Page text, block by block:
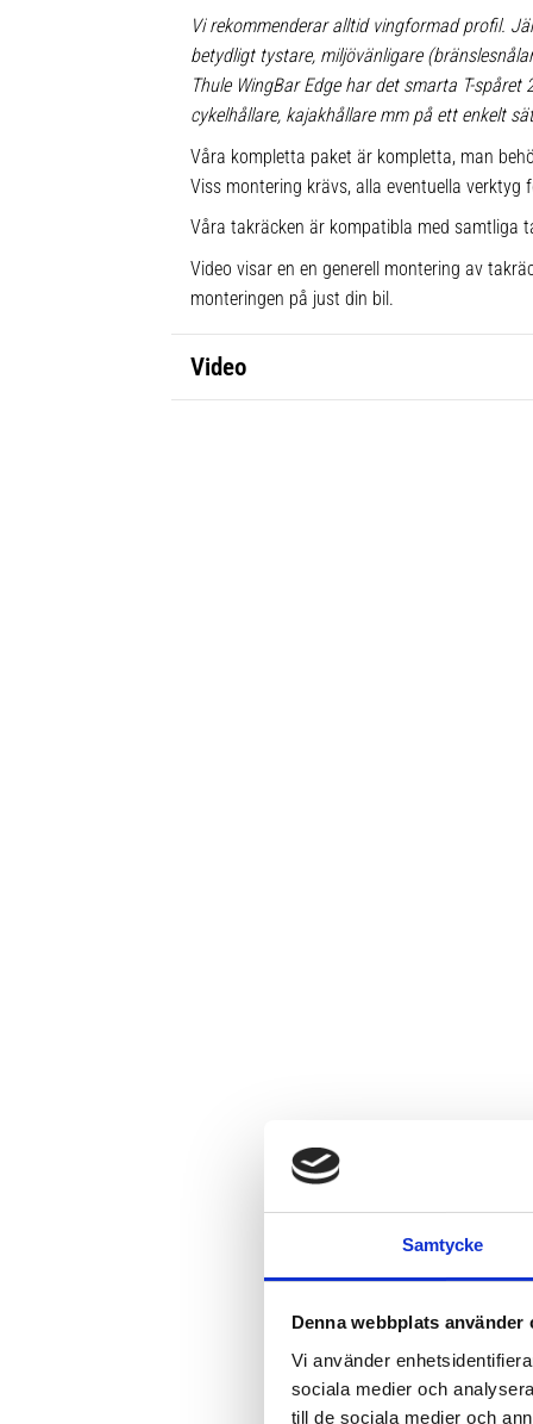
Samtycke
Denna webbplats använder
Vi använder
sociala medier och
till de sociala medier och
Vi rekommenderar alltid vingformad profil.
betydligt tystare, miljövänligare
Thule WingBar Edge har det smarta T-
cykelhållare, kajakhållare mm på ett enkelt
Våra kompletta paket är kompletta, man
Viss montering krävs, alla eventuella verktyg
Våra takräcken är kompatibla med samtliga
Video visar en en generell montering av
monteringen på just din bil.
Video